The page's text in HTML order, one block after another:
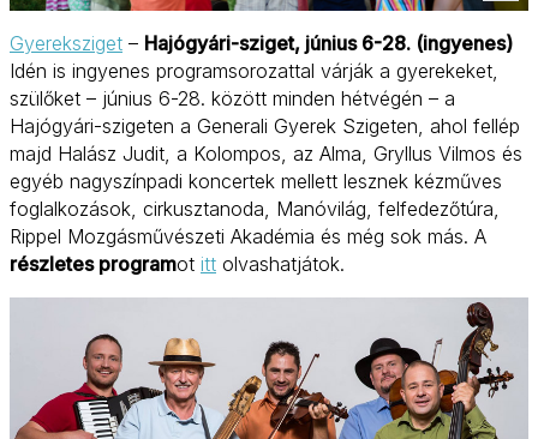
Gyereksziget – Hajógyári-sziget, június 6-28. (ingyenes)
Idén is ingyenes programsorozattal várják a gyerekeket,
szülőket – június 6-28. között minden hétvégén – a
Hajógyári-szigeten a Generali Gyerek Szigeten, ahol fellép
majd Halász Judit, a Kolompos, az Alma, Gryllus Vilmos és
egyéb nagyszínpadi koncertek mellett lesznek kézműves
foglalkozások, cirkusztanoda, Manóvilág, felfedezőtúra,
Rippel Mozgásművészeti Akadémia és még sok más. A
részletes programot itt olvashatjátok.